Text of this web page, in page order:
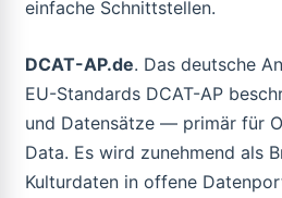
einfache Schnittstellen.
DCAT-AP.de. Das deutsche
EU-Standards DCAT-AP
und Datensätze — primär für
Data. Es wird zunehmend als
Kulturdaten in offene